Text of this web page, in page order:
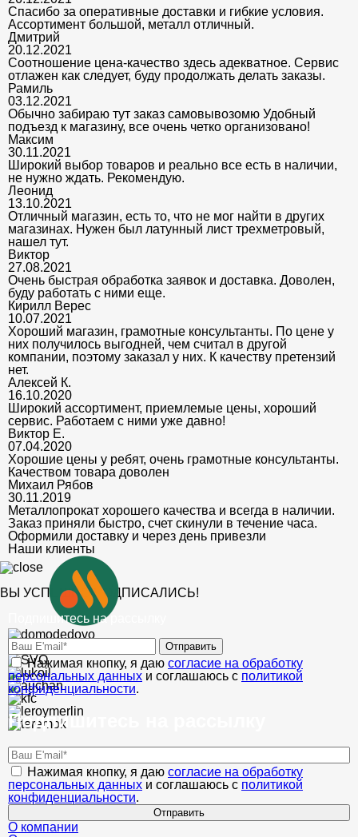
Спасибо за оперативные доставки и гибкие условия.
Ассортимент большой, металл отличный.
Дмитрий
20.12.2021
Соотношение цена-качество здесь адекватное. Сервис
отлажен как следует, буду продолжать делать заказы.
Рамиль
03.12.2021
Обычно забираю тут заказ самовывозомю Удобный
подъезд к магазину, все очень четко организовано!
Максим
30.11.2021
Широкий выбор товаров и реально все есть в наличии,
не нужно ждать. Рекомендую.
Леонид
13.10.2021
Отличный магазин, есть то, что не мог найти в других
магазинах. Нужен был латунный лист трехметровый,
нашел тут.
Виктор
27.08.2021
Очень быстрая обработка заявок и доставка. Доволен,
буду работать с ними еще.
Кирилл Верес
10.07.2021
Хороший магазин, грамотные консультанты. По цене у
них получилось выгодней, чем считал в другой
компании, поэтому заказал у них. К качеству претензий
нет.
Алексей К.
16.10.2020
Широкий ассортимент, приемлемые цены, хороший
сервис. Работаем с ними уже давно!
Виктор Е.
07.04.2020
Хорошие цены у ребят, очень грамотные консультанты.
Качеством товара доволен
Михаил Рябов
30.11.2019
Металлопрокат хорошего качества и всегда в наличии.
Заказ приняли быстро, счет скинули в течение часа.
Оформили доставку и через день привезли
Наши клиенты
ВЫ УСПЕШНО ПОДПИСАЛИСЬ!
Подпишитесь на рассылку
Отправить
Нажимая кнопку, я даю согласие на обработку
персональных данных и соглашаюсь с политикой
конфиденциальности.
Подпишитесь на рассылку
Нажимая кнопку, я даю согласие на обработку
персональных данных и соглашаюсь с политикой
конфиденциальности.
Отправить
О компании